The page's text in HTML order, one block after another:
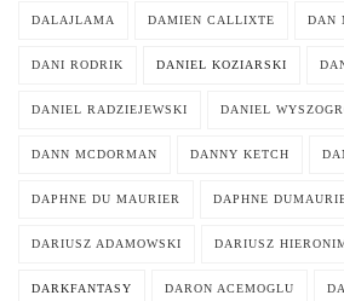
DALAJLAMA DAMIEN CALLIXTE DAN
DANI RODRIK DANIEL KOZIARSKI
DANIEL RADZIEJEWSKI DANIEL
DANN MCDORMAN DANNY KETCH
DAPHNE DU MAURIER DAPHNE
DARIUSZ ADAMOWSKI DARIUSZ
DARKFANTASY DARON ACEMOGLU